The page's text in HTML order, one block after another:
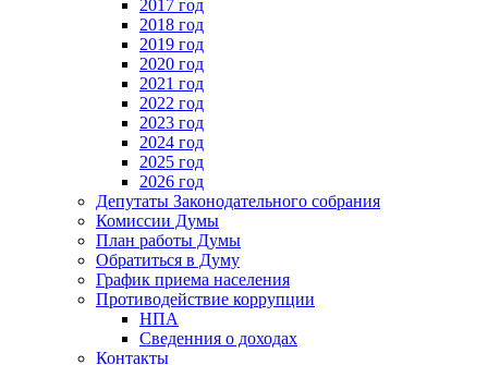
2017 год
2018 год
2019 год
2020 год
2021 год
2022 год
2023 год
2024 год
2025 год
2026 год
Депутаты Законодательного собрания
Комиссии Думы
План работы Думы
Обратиться в Думу
График приема населения
Противодействие коррупции
НПА
Сведенния о доходах
Контакты